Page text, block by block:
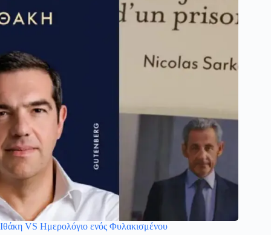
Ιθάκη VS Ημερολόγιο ενός Φυλακισμένου